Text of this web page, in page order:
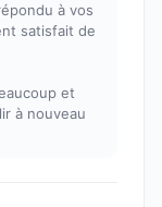
à vos
satisfait de
et
à nouveau